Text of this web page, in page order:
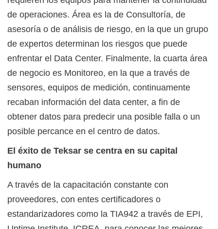
de operaciones. Área es la de Consultoría, de
asesoría o de análisis de riesgo, en la que un grupo
de expertos determinan los riesgos que puede
enfrentar el Data Center. Finalmente, la cuarta área
de negocio es Monitoreo, en la que a través de
sensores, equipos de medición, continuamente
recaban información del data center, a fin de
obtener datos para predecir una posible falla o un
posible percance en el centro de datos.
El éxito de Teksar se centra en su capital
humano
A través de la capacitación constante con
proveedores, con entes certificadores o
estandarizadores como la TIA942 a través de EPI,